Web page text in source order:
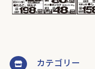
カテゴリー